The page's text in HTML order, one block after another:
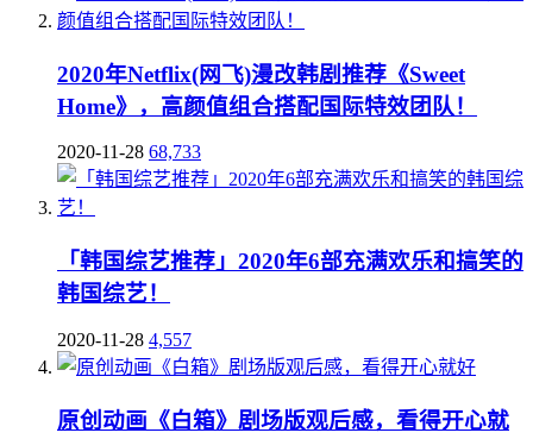
2020年Netflix(网飞)漫改韩剧推荐《Sweet
Home》，高颜值组合搭配国际特效团队！
2020-11-28 68,733
「韩国综艺推荐」2020年6部充满欢乐和搞笑的
韩国综艺！
2020-11-28 4,557
原创动画《白箱》剧场版观后感，看得开心就